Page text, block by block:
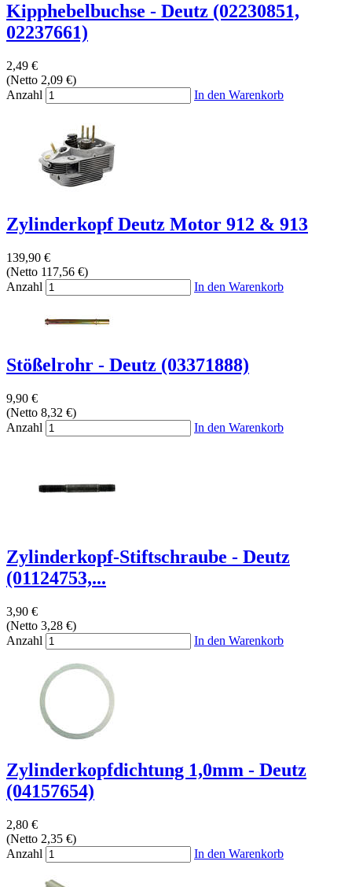
Kipphebelbuchse - Deutz (02230851,
02237661)
2,49 €
(Netto 2,09 €)
Anzahl
In den Warenkorb
Zylinderkopf Deutz Motor 912 & 913
139,90 €
(Netto 117,56 €)
Anzahl
In den Warenkorb
Stößelrohr - Deutz (03371888)
9,90 €
(Netto 8,32 €)
Anzahl
In den Warenkorb
Zylinderkopf-Stiftschraube - Deutz
(01124753,...
3,90 €
(Netto 3,28 €)
Anzahl
In den Warenkorb
Zylinderkopfdichtung 1,0mm - Deutz
(04157654)
2,80 €
(Netto 2,35 €)
Anzahl
In den Warenkorb